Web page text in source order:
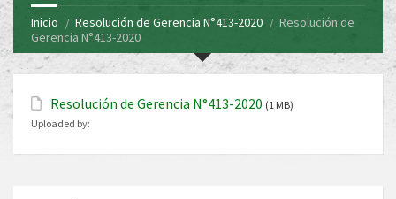
Inicio Resolución de Gerencia N°413-2020
Resolución de
Gerencia N°413-2020
Resolución de Gerencia N°413-2020 (1 MB)
Uploaded by: